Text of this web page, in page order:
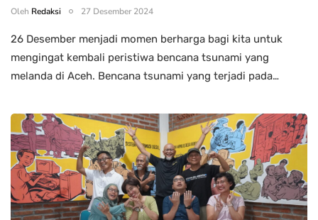
Oleh Redaksi 27 Desember 2024
26 Desember menjadi momen berharga bagi kita untuk
mengingat kembali peristiwa bencana tsunami yang
melanda di Aceh. Bencana tsunami yang terjadi pada…